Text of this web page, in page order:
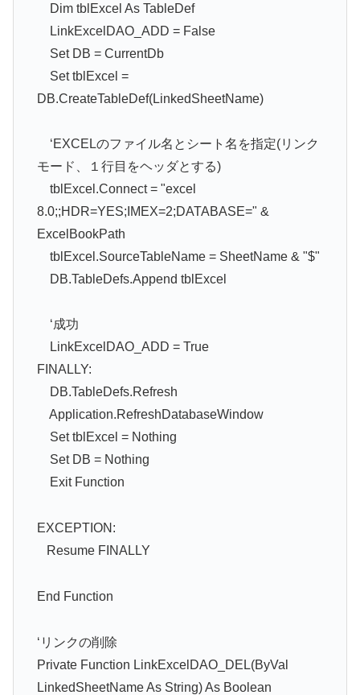
Dim tblExcel As TableDef
LinkExcelDAO_ADD = False
Set DB = CurrentDb
Set tblExcel =
DB.CreateTableDef(LinkedSheetName)
‘EXCELのファイル名とシート名を指定(リンク
モード、１行目をヘッダとする)
tblExcel.Connect = "excel
8.0;;HDR=YES;IMEX=2;DATABASE=" &
ExcelBookPath
tblExcel.SourceTableName = SheetName & "$"
DB.TableDefs.Append tblExcel
‘成功
LinkExcelDAO_ADD = True
FINALLY:
DB.TableDefs.Refresh
Application.RefreshDatabaseWindow
Set tblExcel = Nothing
Set DB = Nothing
Exit Function
EXCEPTION:
Resume FINALLY
End Function
‘リンクの削除
Private Function LinkExcelDAO_DEL(ByVal
LinkedSheetName As String) As Boolean